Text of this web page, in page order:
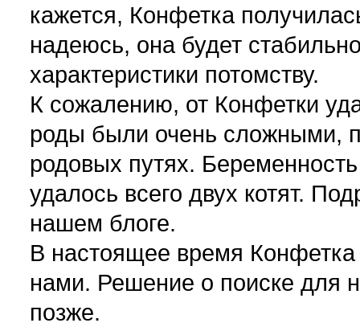
кажется, Конфетка
надеюсь, она будет
характеристики потомству.
К сожалению, от Конфетки
роды были очень сложными,
родовых путях.
удалось всего двух котят.
нашем блоге.
В настоящее время Конфетка
нами. Решение о поиске для
позже.